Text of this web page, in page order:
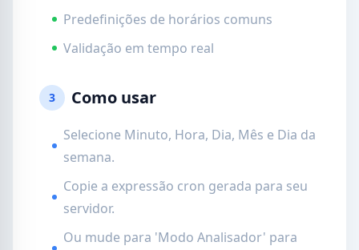
Predefinições de horários comuns
Validação em tempo real
3 Como usar
Selecione Minuto, Hora, Dia, Mês e Dia da
semana.
Copie a expressão cron gerada para seu
servidor.
Ou mude para 'Modo Analisador' para